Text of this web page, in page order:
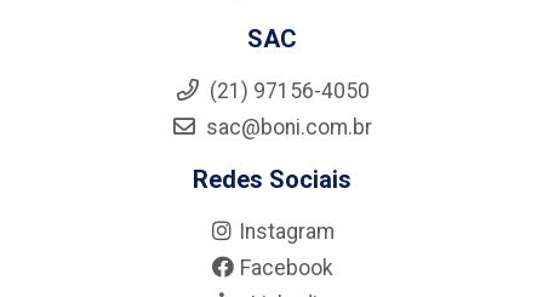
SAC
(21) 97156-4050
sac@boni.com.br
Redes Sociais
Instagram
Facebook